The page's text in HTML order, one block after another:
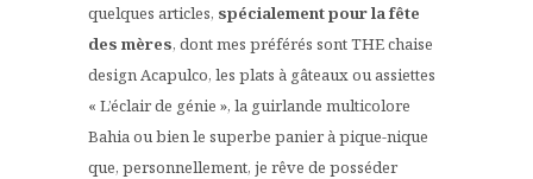
quelques articles, spécialement pour la fête
des mères, dont mes préférés sont THE chaise
design Acapulco, les plats à gâteaux ou assiettes
« L’éclair de génie », la guirlande multicolore
Bahia ou bien le superbe panier à pique-nique
que, personnellement, je rêve de posséder